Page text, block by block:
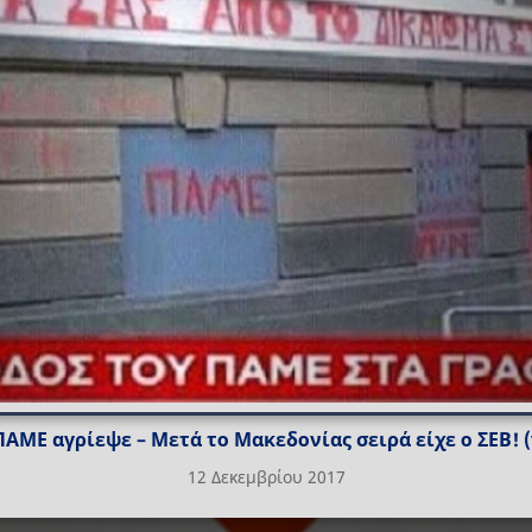
αγρίεψε – Μετά το Μακεδονίας σειρά είχε ο ΣΕΒ!
12 Δεκεμβρίου 2017